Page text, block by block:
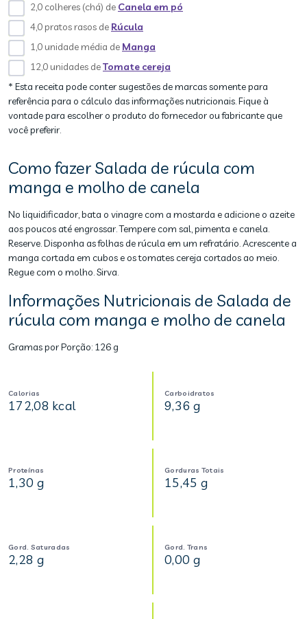
2,0 colheres (chá) de Canela em pó
4,0 pratos rasos de Rúcula
1,0 unidade média de Manga
12,0 unidades deTomate cereja
* Esta receita pode conter sugestões de marcas somente para
referência para o cálculo das informações nutricionais. Fique à
vontade para escolher o produto do fornecedor ou fabricante que
você preferir.
Como fazer Salada de rúcula com
manga e molho de canela
No liquidificador, bata o vinagre com a mostarda e adicione o azeite
aos poucos até engrossar. Tempere com sal, pimenta e canela.
Reserve. Disponha as folhas de rúcula em um refratário. Acrescente a
manga cortada em cubos e os tomates cereja cortados ao meio.
Regue com o molho. Sirva.
Informações Nutricionais de Salada de
rúcula com manga e molho de canela
Gramas por Porção: 126 g
Calorias
172,08 kcal
Carboidratos
9,36 g
Proteínas
1,30 g
Gorduras Totais
15,45 g
Gord. Saturadas
2,28 g
Gord. Trans
0,00 g